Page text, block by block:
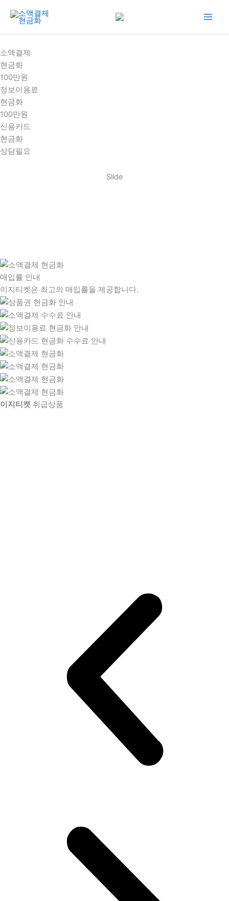
건
너
뛰
기
소액결제
현금화
100만원
정보이용료
현금화
100만원
신용카드
현금화
상담필요
Slide
매입률 안내
이지티켓은 최고의 매입률을 제공합니다.
이지티켓 취급상품